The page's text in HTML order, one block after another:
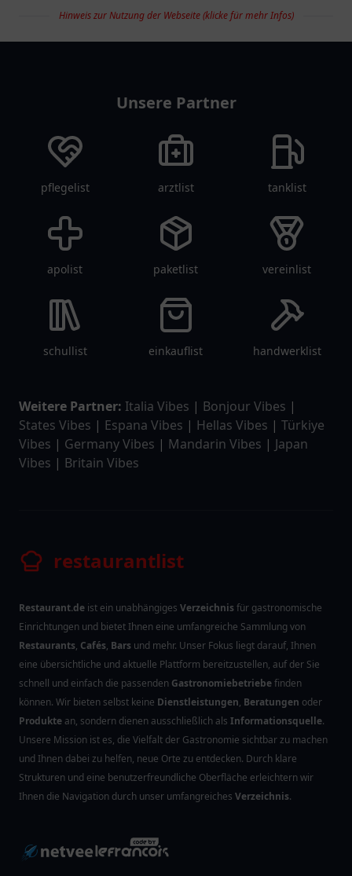
Hinweis zur Nutzung der Webseite (klicke für mehr Infos)
Unsere Partner
pflegelist arztlist tanklist
apolist paketlist vereinlist
schullist einkauflist handwerklist
Weitere Partner: Italia Vibes | Bonjour Vibes |
States Vibes | Espana Vibes | Hellas Vibes | Türkiye
Vibes | Germany Vibes | Mandarin Vibes | Japan
Vibes | Britain Vibes
restaurantlist
Restaurant.de ist ein unabhängiges Verzeichnisfür gastronomische
Einrichtungen und bietet Ihnen eine umfangreiche Sammlung von
Restaurants, Cafés, Bars und mehr. Unser Fokus liegt darauf, Ihnen
eine übersichtliche und aktuelle Plattform bereitzustellen, auf der Sie
schnell und einfach die passenden Gastronomiebetriebefinden
können. Wir bieten selbst keine Dienstleistungen, Beratungen oder
Produkte an, sondern dienen ausschließlich als Informationsquelle.
Unsere Mission ist es, die Vielfalt der Gastronomie sichtbar zu machen
und Ihnen dabei zu helfen, neue Orte zu entdecken. Durch klare
Strukturen und eine benutzerfreundliche Oberfläche erleichtern wir
Ihnen die Navigation durch unser umfangreiches Verzeichnis.